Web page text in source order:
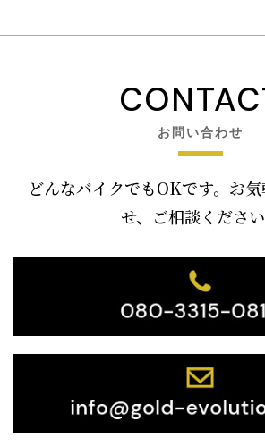
お問い合わせ
どんなバイクでもOKです。お
せ、ご相談ください